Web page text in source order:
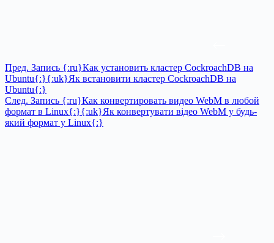
Пред. Запись {:ru}Как установить кластер CockroachDB на
Ubuntu{:}{:uk}Як встановити кластер CockroachDB на
Ubuntu{:}
След. Запись {:ru}Как конвертировать видео WebM в любой
формат в Linux{:}{:uk}Як конвертувати відео WebM у будь-
який формат у Linux{:}